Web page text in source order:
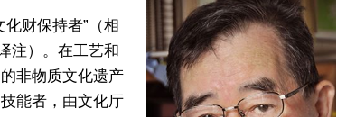
化财保持者”（相
注）。在工艺和
非物质文化遗产
能者，由文化厅